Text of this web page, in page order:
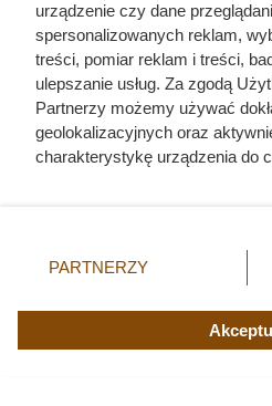
Czytaj także:
Cennik gładzi gipsowej i
całej Polsce
majątek i osiągnięcia
Odarci ze skóry, rozcięci
głową w dół. Mroczny i
urządzenie czy dane
spersonalizowanych reklam,
treści, pomiar reklam i treści,
ulepszanie usług. Za zgodą
Partnerzy możemy używać
geolokalizacyjnych oraz
charakterystykę urządzenia do
zmienić/wycofać klikając
znajdujący się w lewym
użytkownika, ale masz prawo
przetwarzaniu. Preferencje
PARTNERZY